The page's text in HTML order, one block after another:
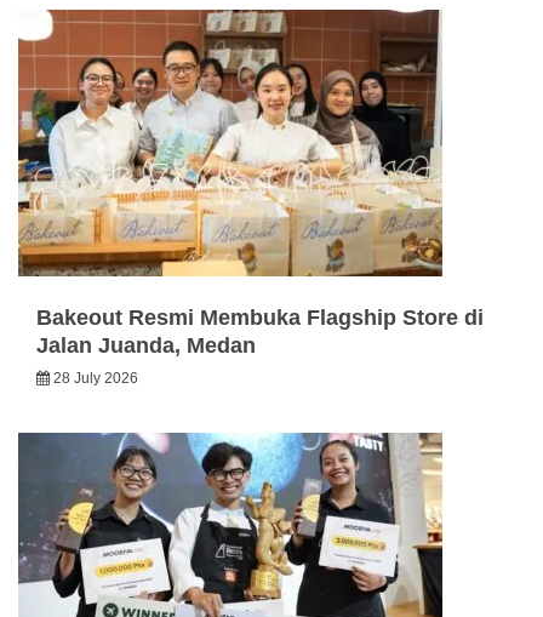
Bakeout Resmi Membuka Flagship Store di
Jalan Juanda, Medan
28 July 2026